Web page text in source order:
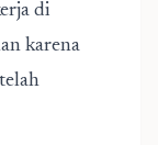
di
karena